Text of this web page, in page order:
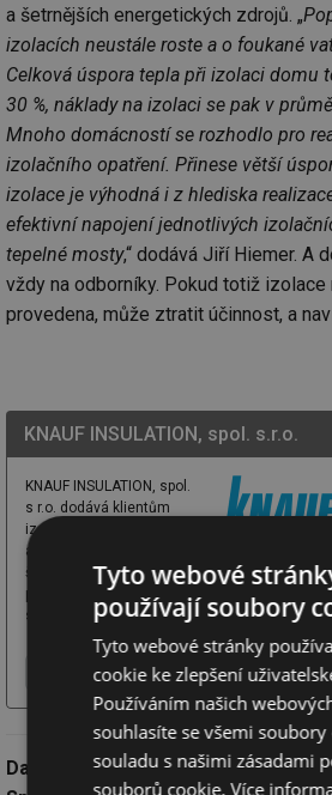
a šetrnějších energetických zdrojů. „
izolacích neustále roste a o foukané
Celková úspora tepla při izolaci domu
30 %, náklady na izolaci se pak v
Mnoho domácností se rozhodlo pro
izolačního opatření. Přinese větší
izolace je výhodná i z hlediska
efektivní napojení jednotlivých
tepelné mosty,“ dodává Jiří Hiemer. A
vždy na odborníky. Pokud totiž izolace
provedena, může ztratit účinnost, a
KNAUF INSULATION, spol. s.r.o.
KNAUF INSULATION, spol.
s r.o. dodává klientům
izolace ze skelné
a kamenné vlny. Nabízí
široké spektrum produktů
pro bytové a nebytové budovy a zaměřuje se
snižování energetické náročnosti. Staví na 30
Více o firmě Chci další informace
Datum:
3.10.2024
Tyto webové
používají soubory
Tyto webové stránky
cookie ke zlepšení
Používáním našich
souhlasíte se všemi soubory
souladu s našimi zásadami
souborů cookie.Více